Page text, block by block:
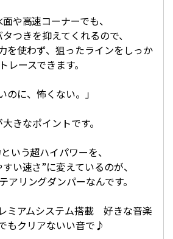
や高速コーナーでも、
つきを抑えてくれるので、
を使わず、狙ったラインをしっか
レースできます。
のに、怖くない。」
きなポイントです。
いう超ハイパワーを、
い速さ”に変えているのが、
アリングダンパーなんです。
ミアムシステム搭載 好きな音楽
もクリアないい音で♪